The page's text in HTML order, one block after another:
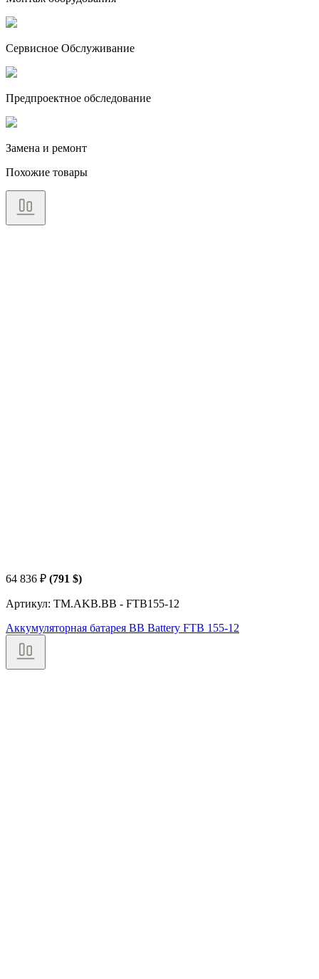
Сервисное Обслуживание
Предпроектное обследование
Замена и ремонт
Похожие товары
64 836 ₽ (791 $)
Артикул: TM.AKB.BB - FTB155-12
Аккумуляторная батарея BB Battery FTB 155-12